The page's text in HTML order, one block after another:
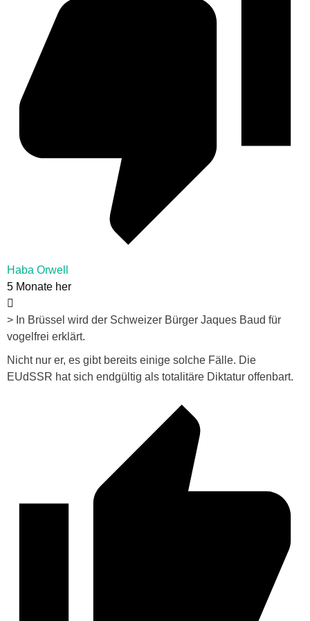
Haba Orwell
5 Monate her
> In Brüssel wird der Schweizer Bürger Jaques Baud für
vogelfrei erklärt.
Nicht nur er, es gibt bereits einige solche Fälle. Die
EUdSSR hat sich endgültig als totalitäre Diktatur offenbart.